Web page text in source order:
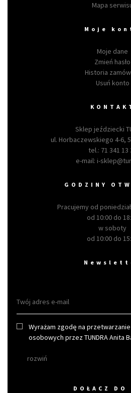
Mapa
Moje
Moje dane
Zmień hasło
Historia
Usuń konto
Sklep jeździecki
ul. Horbaczewskiego 4-6,
tel.: 71 341 13
e-mail: i-
GODZINY
Pracujemy od
od 10:00 do
w soboty
od 10:00 do
Wyrażam zgodę na
osobowych przez TUNDRA Anita
rozwiń
DOŁACZ DO